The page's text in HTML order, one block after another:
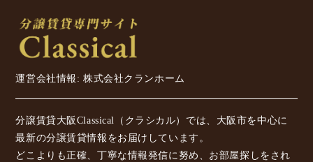
運営会社情報: 株式会社クランホーム
分譲賃貸大阪Classical（クラシカル）では、大阪市を中心に
最新の分譲賃貸情報をお届けしています。
どこよりも正確、丁寧な情報発信に努め、お部屋探しをされ